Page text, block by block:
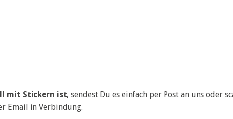
mit Stickern ist, sendest Du es einfach per Post an uns oder
Email in Verbindung.